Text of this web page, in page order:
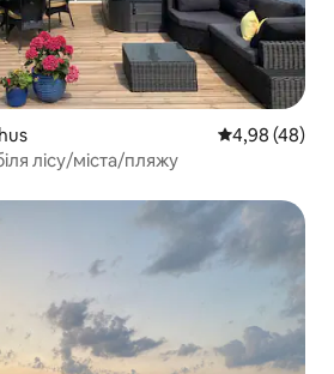
Середня
4,98 (48)
лісу/міста/пляжу